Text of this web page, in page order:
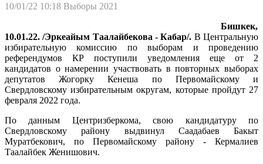
10/01/22 10:18 Выборы 2021
Бишкек,
10.01.22. /Эркеайым Таалайбекова - Кабар/. В Центральную
избирательную комиссию по выборам и проведению
референдумов КР поступили уведомления еще от 2
кандидатов о намерении участвовать в повторных выборах
депутатов Жогорку Кенеша по Первомайскому и
Свердловскому избирательным округам, которые пройдут 27
февраля 2022 года.
По данным Центризберкома, свою кандидатуру по
Свердловскому району выдвинул Саадабаев Бакыт
Муратбекович, по Первомайскому району - Кермалиев
Таалайбек Женишович.